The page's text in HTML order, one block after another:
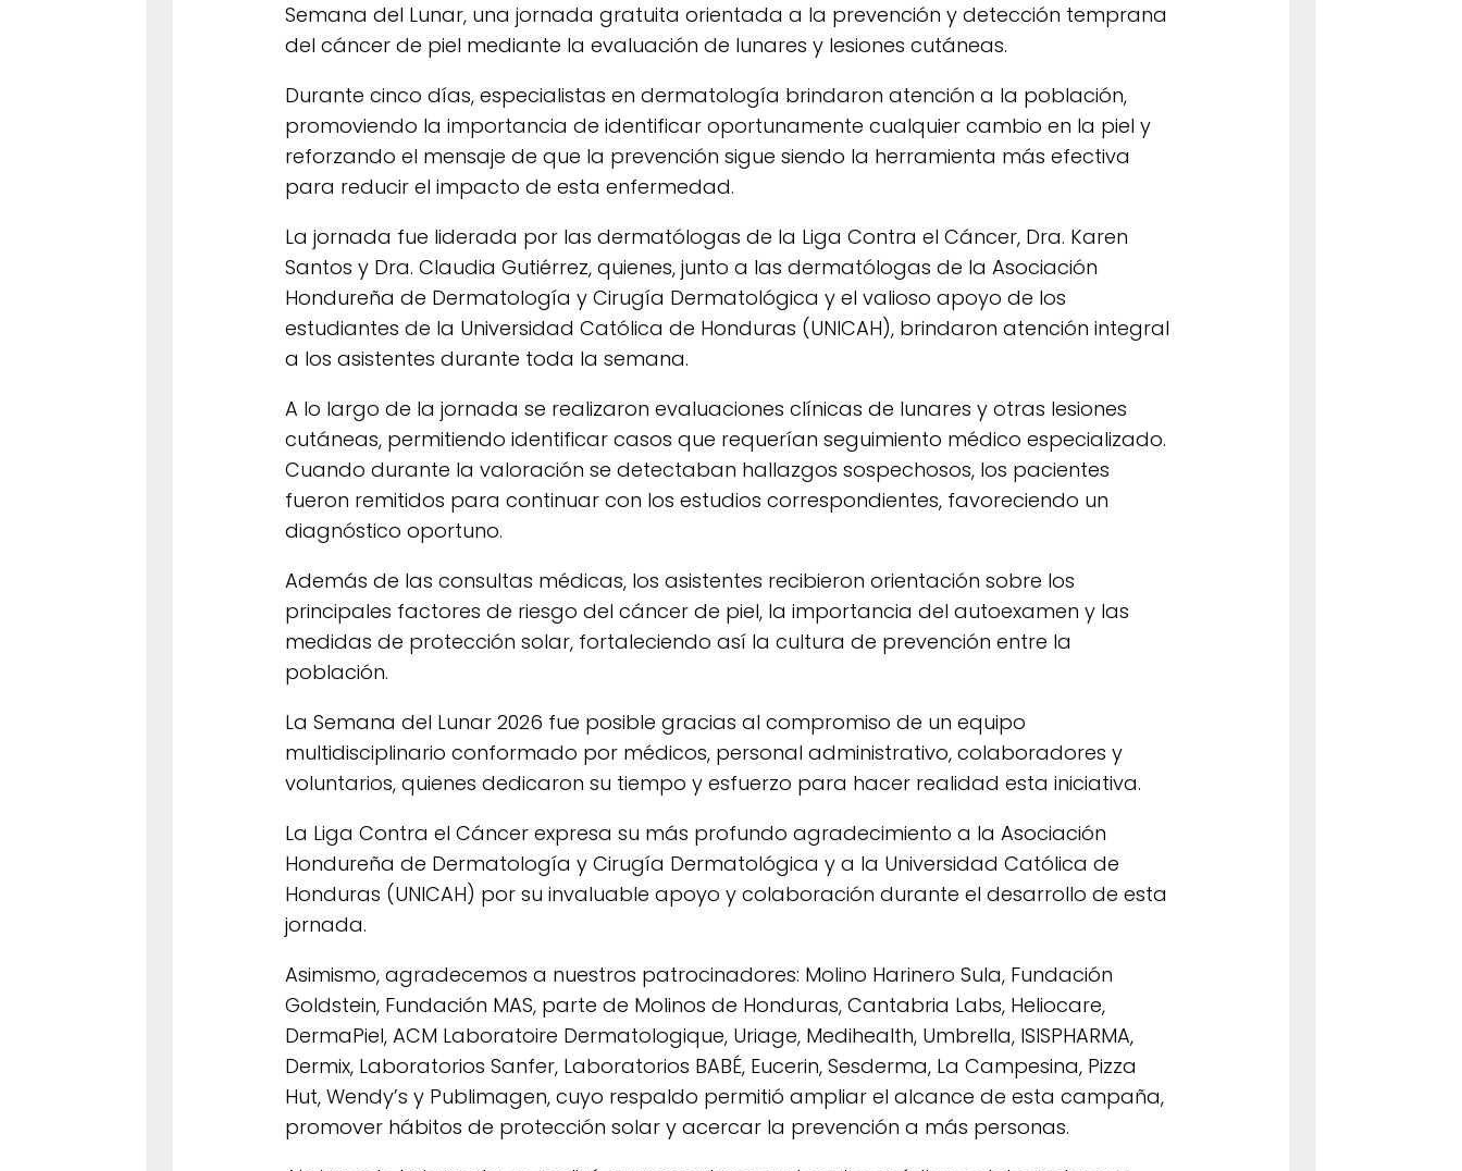
Semana del Lunar, una jornada gratuita orientada a la prevención y detección temprana
del cáncer de piel mediante la evaluación de lunares y lesiones cutáneas.
Durante cinco días, especialistas en dermatología brindaron atención a la población,
promoviendo la importancia de identificar oportunamente cualquier cambio en la piel y
reforzando el mensaje de que la prevención sigue siendo la herramienta más efectiva
para reducir el impacto de esta enfermedad.
La jornada fue liderada por las dermatólogas de la Liga Contra el Cáncer, Dra. Karen
Santos y Dra. Claudia Gutiérrez, quienes, junto a las dermatólogas de la Asociación
Hondureña de Dermatología y Cirugía Dermatológica y el valioso apoyo de los
estudiantes de la Universidad Católica de Honduras (UNICAH), brindaron atención integral
a los asistentes durante toda la semana.
A lo largo de la jornada se realizaron evaluaciones clínicas de lunares y otras lesiones
cutáneas, permitiendo identificar casos que requerían seguimiento médico especializado.
Cuando durante la valoración se detectaban hallazgos sospechosos, los pacientes
fueron remitidos para continuar con los estudios correspondientes, favoreciendo un
diagnóstico oportuno.
Además de las consultas médicas, los asistentes recibieron orientación sobre los
principales factores de riesgo del cáncer de piel, la importancia del autoexamen y las
medidas de protección solar, fortaleciendo así la cultura de prevención entre la
población.
La Semana del Lunar 2026 fue posible gracias al compromiso de un equipo
multidisciplinario conformado por médicos, personal administrativo, colaboradores y
voluntarios, quienes dedicaron su tiempo y esfuerzo para hacer realidad esta iniciativa.
La Liga Contra el Cáncer expresa su más profundo agradecimiento a la Asociación
Hondureña de Dermatología y Cirugía Dermatológica y a la Universidad Católica de
Honduras (UNICAH) por su invaluable apoyo y colaboración durante el desarrollo de esta
jornada.
Asimismo, agradecemos a nuestros patrocinadores: Molino Harinero Sula, Fundación
Goldstein, Fundación MAS, parte de Molinos de Honduras, Cantabria Labs, Heliocare,
DermaPiel, ACM Laboratoire Dermatologique, Uriage, Medihealth, Umbrella, ISISPHARMA,
Dermix, Laboratorios Sanfer, Laboratorios BABÉ, Eucerin, Sesderma, La Campesina, Pizza
Hut, Wendy’s y Publimagen, cuyo respaldo permitió ampliar el alcance de esta campaña,
promover hábitos de protección solar y acercar la prevención a más personas.